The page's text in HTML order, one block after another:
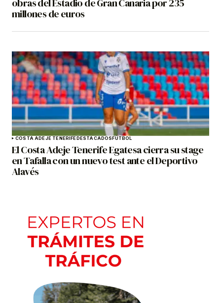
obras del Estadio de Gran Canaria por 235
millones de euros
COSTA ADEJE TENERIFEDESTACADOSFÚTBOL
El Costa Adeje Tenerife Egatesa cierra su stage
en Tafalla con un nuevo test ante el Deportivo
Alavés